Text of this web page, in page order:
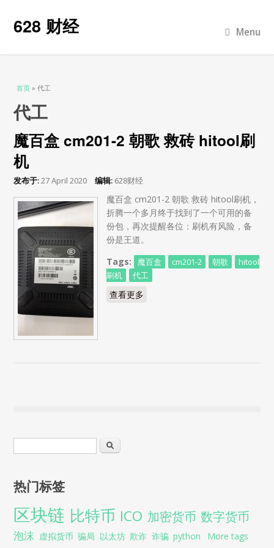
628 财经 Menu
当前位置
首页 » 代工
代工
魔百盒 cm201-2 朝歌 救砖 hitool刷
机
发布于:27 April 2020 编辑: 628财经
魔百盒 cm201-2 朝歌 救砖 hitool刷机，
折腾一个多月终于找到了一个可用的备
份包，再次提醒各位：刷机有风险，备
份是王道。
Tags:
魔百盒 cm201-2 朝歌
hitool
刷机
代工
查看更多
搜索表单 搜索
热门标签
区块链 比特币 ICO 加密货币 数字货币
泡沫 虚拟货币 骗局 以太坊 欺诈 诈骗 python More tags